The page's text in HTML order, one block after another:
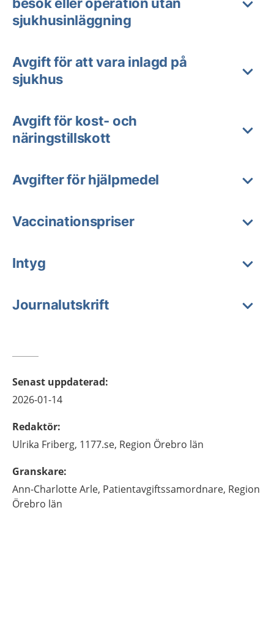
sjukhusinläggning
Avgift för att vara inlagd på
sjukhus
Avgift för kost- och
näringstillskott
Avgifter för hjälpmedel
Vaccinationspriser
Intyg
Journalutskrift
Senast uppdaterad:
2026-01-14
Redaktör:
Ulrika Friberg, 1177.se, Region Örebro län
Granskare:
Ann-CharlotteArle, Patientavgiftssamordnare, Region
Örebro län